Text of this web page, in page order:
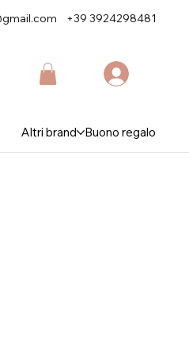
+39 3924298481
Altri brand Buono regalo